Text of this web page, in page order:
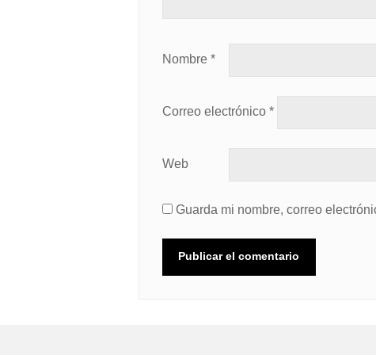
Nombre *
Correo electrónico *
Web
Guarda mi nombre, correo